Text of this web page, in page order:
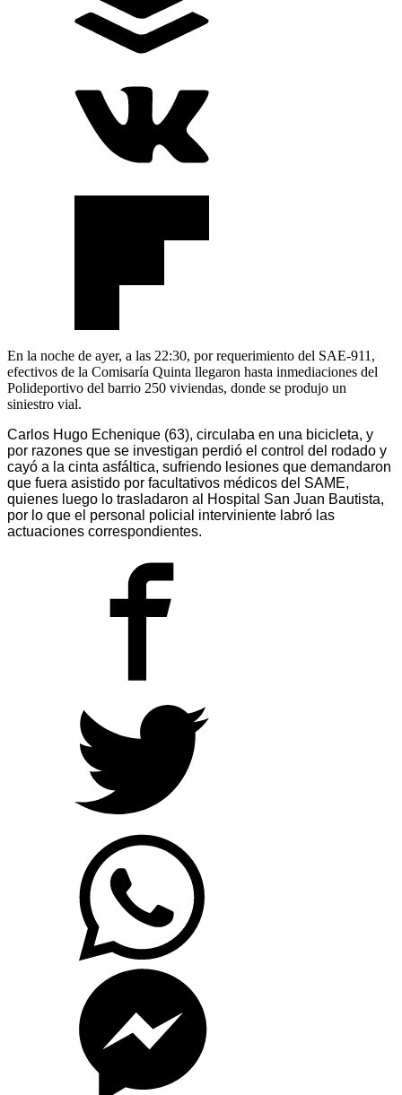
En la noche de ayer, a las 22:30, por requerimiento del SAE-911,
efectivos de la Comisaría Quinta llegaron hasta inmediaciones del
Polideportivo del barrio 250 viviendas, donde se produjo un
siniestro vial.
Carlos Hugo Echenique (63), circulaba en una bicicleta, y
por razones que se investigan perdió el control del rodado y
cayó a la cinta asfáltica, sufriendo lesiones que demandaron
que fuera asistido por facultativos médicos del SAME,
quienes luego lo trasladaron al Hospital San Juan Bautista,
por lo que el personal policial interviniente labró las
actuaciones correspondientes.